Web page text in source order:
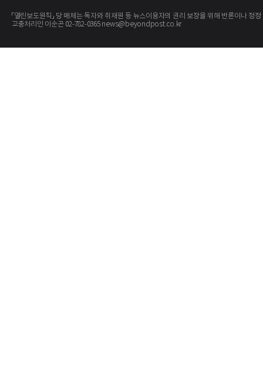
「열린보도원칙」 당 매체는 독자와 취재원 등 뉴스이용자의 권리 보장을 위해 반론이나
고충처리인 이순곤 02-782-0365 news@beyondpost.co.kr